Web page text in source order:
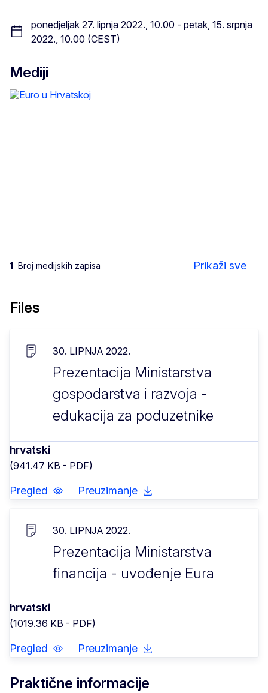
ponedjeljak 27. lipnja 2022., 10.00 - petak, 15. srpnja
2022., 10.00 (CEST)
Mediji
Euro u Hrvatskoj
1 Broj medijskih zapisa Prikaži sve
Files
30. LIPNJA 2022.
Prezentacija Ministarstva
gospodarstva i razvoja -
edukacija za poduzetnike
hrvatski
(941.47 KB - PDF)
Pregled Preuzimanje
30. LIPNJA 2022.
Prezentacija Ministarstva
financija - uvođenje Eura
hrvatski
(1019.36 KB - PDF)
Pregled Preuzimanje
Praktične informacije